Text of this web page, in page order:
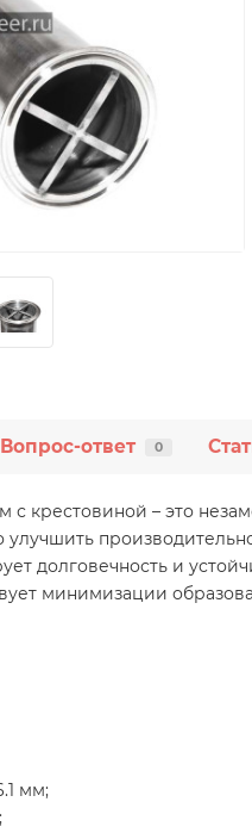
Вопрос-ответ 0
крестовиной – это
долговечность и
минимизации
мм;